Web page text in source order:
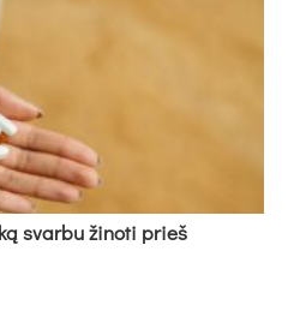
svarbu žinoti prieš